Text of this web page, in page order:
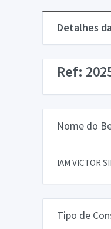
Detalhes
Ref:
Nome do
IAM VICTOR
Tipo de